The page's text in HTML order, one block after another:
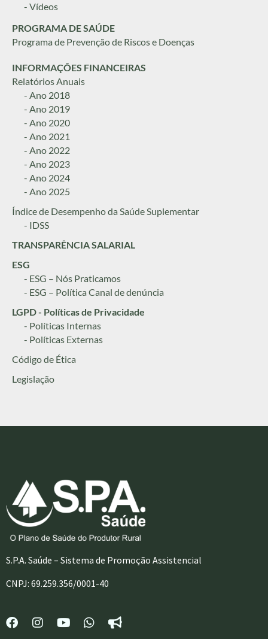
- Vídeos
PROGRAMA DE SAÚDE
Programa de Prevenção de Riscos e Doenças
INFORMAÇÕES FINANCEIRAS
Relatórios Anuais
- Ano 2018
- Ano 2019
- Ano 2020
- Ano 2021
- Ano 2022
- Ano 2023
- Ano 2024
- Ano 2025
Índice de Desempenho da Saúde Suplementar
- IDSS
TRANSPARÊNCIA SALARIAL
ESG
- ESG – Nós Praticamos
- ESG – Política Canal de denúncia
LGPD - Políticas de Privacidade
- Políticas Internas
- Políticas Externas
Código de Ética
Legislação
S.P.A. Saúde – Sistema de Promoção Assistencial
CNPJ: 69.259.356/0001-40